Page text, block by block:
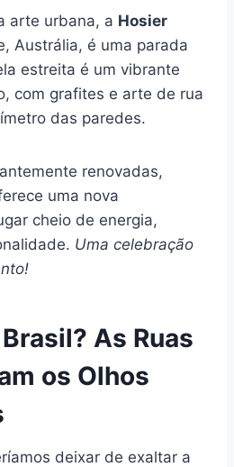
arte urbana, a Hosier
Austrália, é uma parada
estreita é um vibrante
com grafites e arte de rua
das paredes.
renovadas,
uma nova
cheio de energia,
Uma celebração
As Ruas
os Olhos
deixar de exaltar a